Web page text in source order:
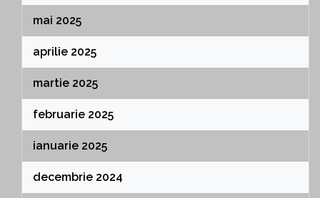
mai 2025
aprilie 2025
martie 2025
februarie 2025
ianuarie 2025
decembrie 2024